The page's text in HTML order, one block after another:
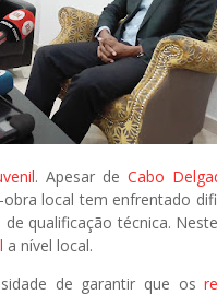
. Apesar de Cabo
local tem enfrentado
qualificação técnica.
a nível local.
de garantir que os